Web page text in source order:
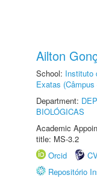
Ailton
School: Instituto
Exatas
Department:
BIOLÓGICAS
Academic
title: MS-3.2
Orcid
Repositório